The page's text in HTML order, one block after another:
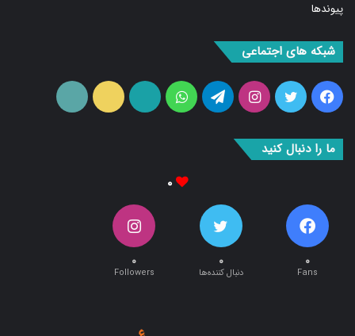
پیوندها
شبکه های اجتماعی
فیس
توییتر اینستاگرامتلگرام واتس
آپارات ایتا
ما را دنبال کنید
۰
۰
Fans
۰
دنبال کننده‌ها
۰
Followers